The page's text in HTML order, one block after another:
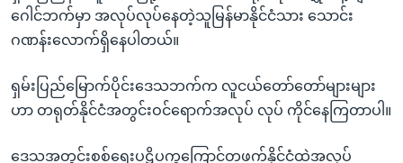
ဂေါင်ဘက်မှာ အလုပ်လုပ်နေတဲ့သူမြန်မာနိုင်ငံသား သောင်း
ဂဏန်းလောက်ရှိနေပါတယ်။
ရှမ်းပြည်မြောက်ပိုင်းဒေသဘက်က လူငယ်တော်တော်များများ
ဟာ တရုတ်နိုင်ငံအတွင်းဝင်ရောက်အလုပ် လုပ် ကိုင်နေကြတာပါ။
ဒေသအတွင်းစစ်ရေးပဋိပက္ခကြောင့်တဖက်နိုင်ငံထဲအလုပ်